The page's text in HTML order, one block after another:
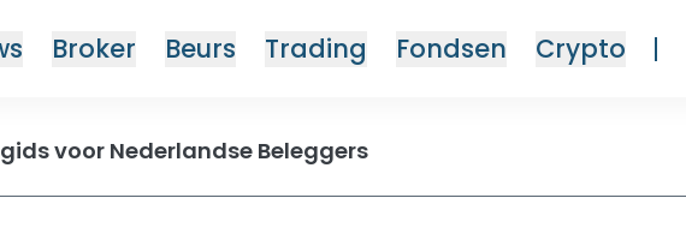
Broker Beurs Trading Fondsen Crypto
voor Nederlandse Beleggers